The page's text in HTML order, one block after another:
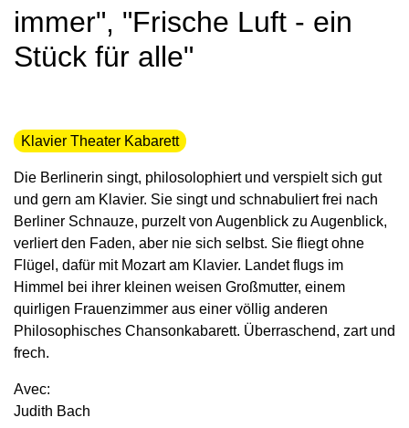
immer", "Frische Luft - ein
Stück für alle"
Klavier Theater Kabarett
Die Berlinerin singt, philosolophiert und verspielt sich gut
und gern am Klavier. Sie singt und schnabuliert frei nach
Berliner Schnauze, purzelt von Augenblick zu Augenblick,
verliert den Faden, aber nie sich selbst. Sie fliegt ohne
Flügel, dafür mit Mozart am Klavier. Landet flugs im
Himmel bei ihrer kleinen weisen Großmutter, einem
quirligen Frauenzimmer aus einer völlig anderen
Philosophisches Chansonkabarett. Überraschend, zart und
frech.
Avec:
Judith Bach